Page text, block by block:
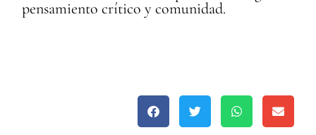
pensamiento crítico y comunidad.